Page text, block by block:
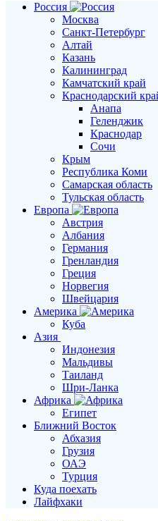
Россия
Москва
Санкт-Петербург
Алтай
Казань
Калининград
Камчатский край
Краснодарский
Анапа
Геленджик
Краснодар
Сочи
Крым
Республика Коми
Самарская область
Тульская область
Европа
Австрия
Албания
Германия
Гренландия
Греция
Норвегия
Швейцария
Америка
Куба
Азия
Индонезия
Мальдивы
Таиланд
Шри-Ланка
Африка
Египет
Ближний Восток
Абхазия
Грузия
ОАЭ
Турция
Куда поехать
Лайфхаки